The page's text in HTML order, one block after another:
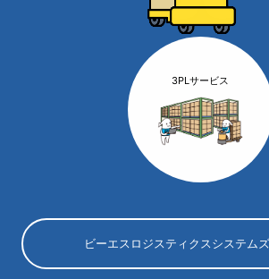
3PLサービス
ビーエスロジスティクスシステム